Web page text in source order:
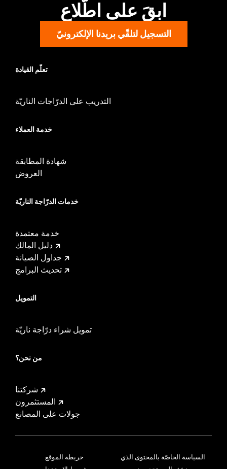
1 leather rosette and lacing strap
d.com/warrantyfor full details
ابقَ على اطّلاع
التسجيل لتلقّي بريدنا الإلكترونيّ
تعلّم القيادة
التدريب على الدرّاجات الناريّة
خدمة العملاء
شهادة المطابقة
العروض
خدمات الدرّاجة الناريّة
خدمة معتمدة
دليل المالك
جداول الصيانة
تحديث البرامج
التمويل
تمويل شراء درّاجة ناريّة
من نحن؟
شركتنا
المستثمرون
جولات على المصانع
خريطة الموقع
السياسة الخاصّة بالمحتوى الذي